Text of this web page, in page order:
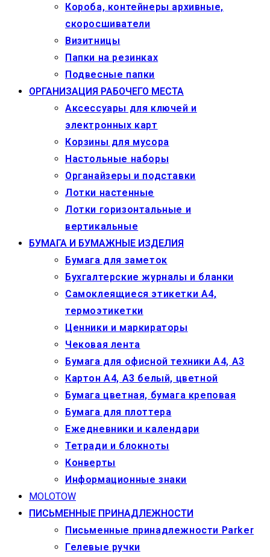
Короба, контейнеры архивные,
скоросшиватели
Визитницы
Папки на резинках
Подвесные папки
ОРГАНИЗАЦИЯ РАБОЧЕГО МЕСТА
Аксессуары для ключей и
электронных карт
Корзины для мусора
Настольные наборы
Органайзеры и подставки
Лотки настенные
Лотки горизонтальные и
вертикальные
БУМАГА И БУМАЖНЫЕ ИЗДЕЛИЯ
Бумага для заметок
Бухгалтерские журналы и бланки
Самоклеящиеся этикетки А4,
термоэтикетки
Ценники и маркираторы
Чековая лента
Бумага для офисной техники А4, А3
Картон А4, А3 белый, цветной
Бумага цветная, бумага креповая
Бумага для плоттера
Ежедневники и календари
Тетради и блокноты
Конверты
Информационные знаки
MOLOTOW
ПИСЬМЕННЫЕ ПРИНАДЛЕЖНОСТИ
Письменные принадлежности Parker
Гелевые ручки